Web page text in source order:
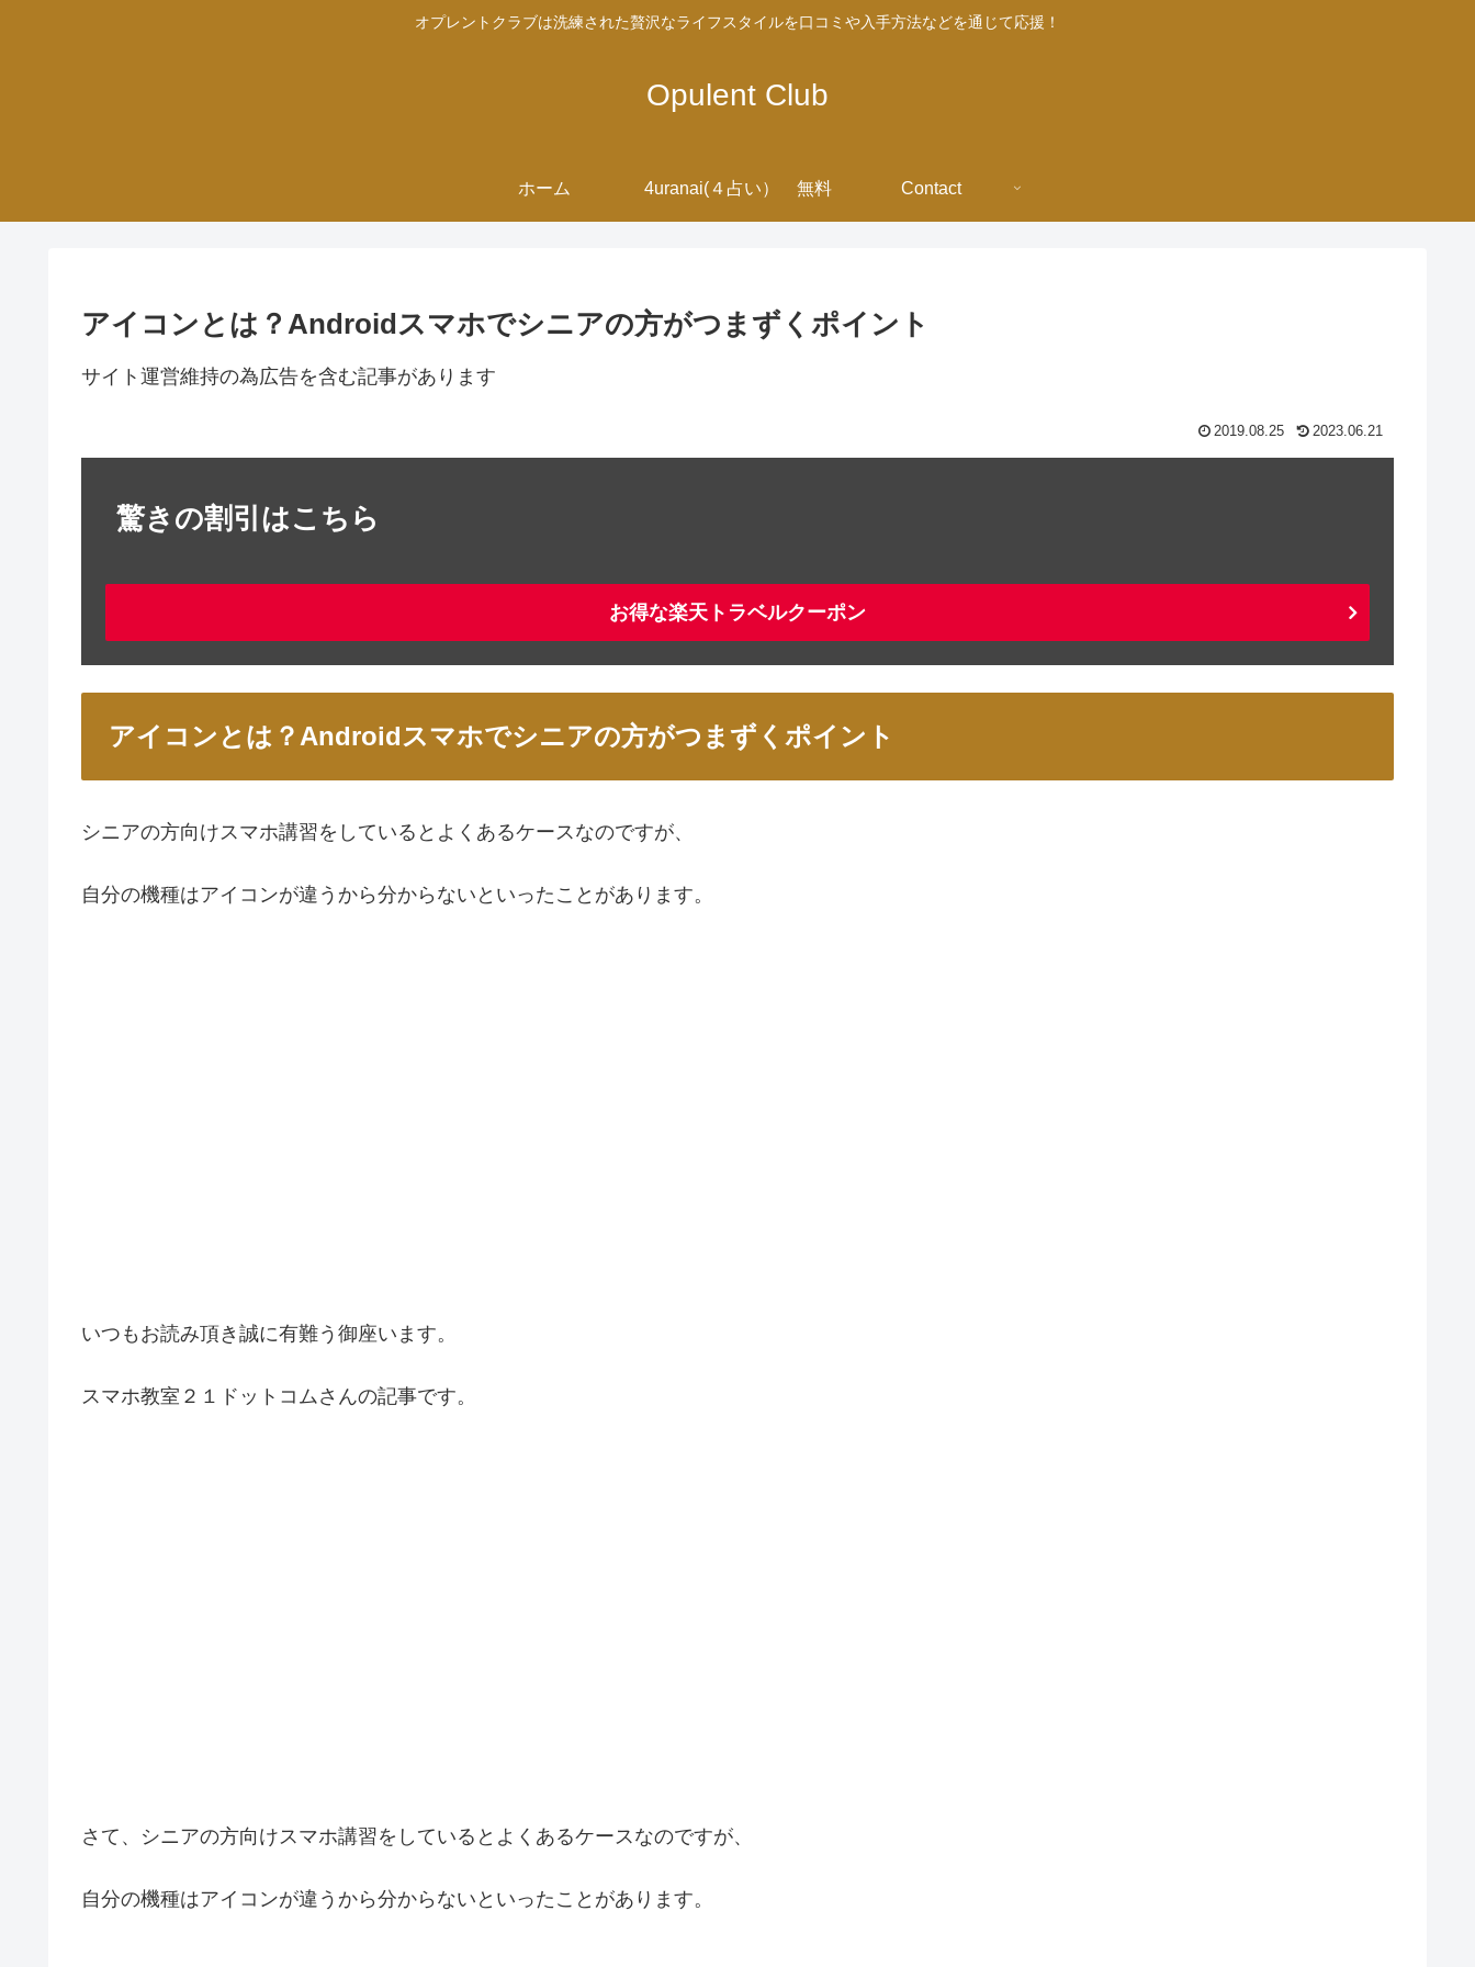
オプレントクラブは洗練された贅沢なライフスタイルを口コミや入手方法などを通じて応援！
Opulent Club
ホーム 4uranai(４占い） 無料 Contact
アイコンとは？Androidスマホでシニアの方がつまずくポイント
サイト運営維持の為広告を含む記事があります
2019.08.25 2023.06.21
驚きの割引はこちら
お得な楽天トラベルクーポン
アイコンとは？Androidスマホでシニアの方がつまずくポイント
シニアの方向けスマホ講習をしているとよくあるケースなのですが、
自分の機種はアイコンが違うから分からないといったことがあります。
いつもお読み頂き誠に有難う御座います。
スマホ教室２１ドットコムさんの記事です。
さて、シニアの方向けスマホ講習をしているとよくあるケースなのですが、
自分の機種はアイコンが違うから分からないといったことがあります。